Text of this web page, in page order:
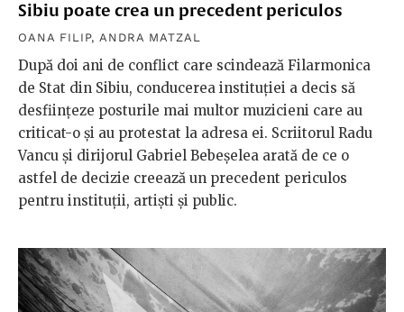
Sibiu poate crea un precedent periculos
OANA FILIP, ANDRA MATZAL
După doi ani de conflict care scindează Filarmonica
de Stat din Sibiu, conducerea instituției a decis să
desființeze posturile mai multor muzicieni care au
criticat-o și au protestat la adresa ei. Scriitorul Radu
Vancu și dirijorul Gabriel Bebeșelea arată de ce o
astfel de decizie creează un precedent periculos
pentru instituții, artiști și public.